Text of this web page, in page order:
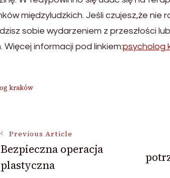
międzyludzkich. Jeśli czujesz,że nie
sobie wydarzeniem z przeszłości
Więcej informacji pod linkiem:psycholog
kraków
Previous Article
Bezpieczna operacja
plastyczna